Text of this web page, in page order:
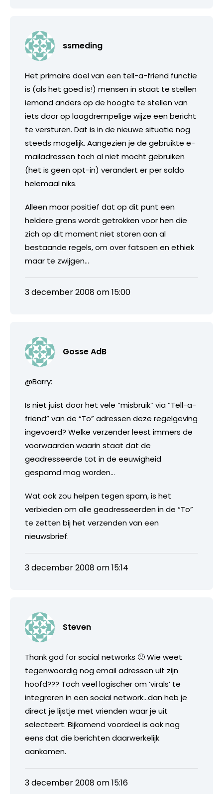
ssmeding
Het primaire doel van een tell-a-friend functie
is (als het goed is!) mensen in staat te stellen
iemand anders op de hoogte te stellen van
iets door op laagdrempelige wijze een bericht
te versturen. Dat is in de nieuwe situatie nog
steeds mogelijk. Aangezien je de gebruikte e-
mailadressen toch al niet mocht gebruiken
(het is geen opt-in) verandert er per saldo
helemaal niks.
Alleen maar positief dat op dit punt een
heldere grens wordt getrokken voor hen die
zich op dit moment niet storen aan al
bestaande regels, om over fatsoen en ethiek
maar te zwijgen…
3 december 2008 om 15:00
Gosse AdB
@Barry:
Is niet juist door het vele “misbruik” via “Tell-a-
friend” van de “To” adressen deze regelgeving
ingevoerd? Welke verzender leest immers de
voorwaarden waarin staat dat de
geadresseerde tot in de eeuwigheid
gespamd mag worden…
Wat ook zou helpen tegen spam, is het
verbieden om alle geadresseerden in de “To”
te zetten bij het verzenden van een
nieuwsbrief.
3 december 2008 om 15:14
Steven
Thank god for social networks 🙂 Wie weet
tegenwoordig nog email adressen uit zijn
hoofd??? Toch veel logischer om ‘virals’ te
integreren in een social network…dan heb je
direct je lijstje met vrienden waar je uit
selecteert. Bijkomend voordeel is ook nog
eens dat die berichten daarwerkelijk
aankomen.
3 december 2008 om 15:16